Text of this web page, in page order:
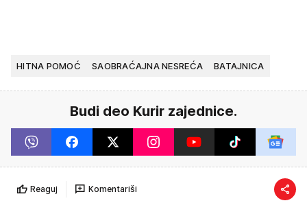
HITNA POMOĆ SAOBRAĆAJNA NESREĆA BATAJNICA
Budi deo Kurir zajednice.
Reaguj Komentariši